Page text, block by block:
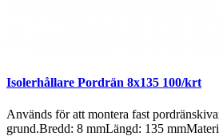
Isolerhållare Pordrän 8x135 100/krt
Används för att montera fast
grund.Bredd: 8 mmLängd: 135